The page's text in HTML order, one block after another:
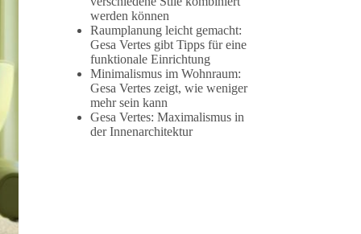
werden können
Raumplanung leicht gemacht:
Gesa Vertes gibt Tipps für eine
funktionale Einrichtung
Minimalismus im Wohnraum:
Gesa Vertes zeigt, wie weniger
mehr sein kann
Gesa Vertes: Maximalismus in
der Innenarchitektur